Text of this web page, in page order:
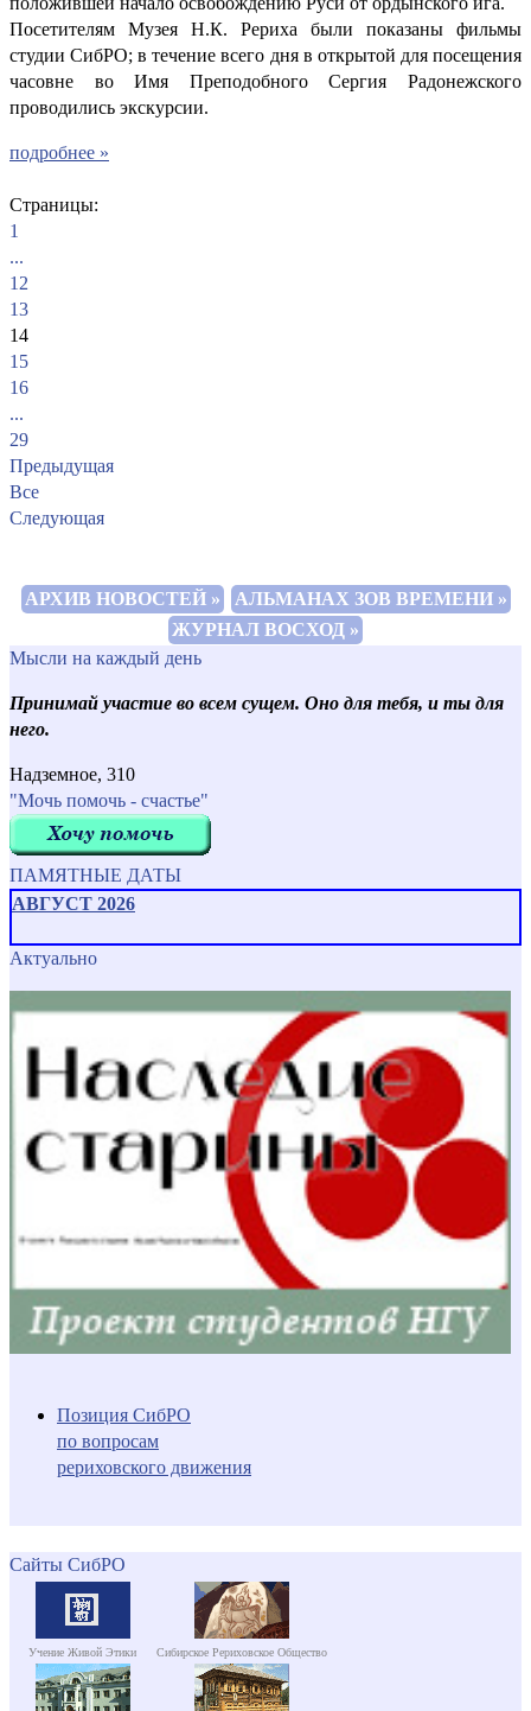
Посетителям Музея Н.К. Рериха были показаны фильмы
студии СибРО; в течение всего дня в открытой для посещения
часовне во Имя Преподобного Сергия Радонежского
проводились экскурсии.
подробнее »
Страницы:
1
...
12
13
14
15
16
...
29
Предыдущая
Все
Следующая
АРХИВ НОВОСТЕЙ »
АЛЬМАНАХ ЗОВ ВРЕМЕНИ »
ЖУРНАЛ ВОСХОД »
Мысли на каждый день
Принимай участие во всем сущем. Оно для тебя, и ты для
него.
Надземное, 310
"Мочь помочь - счастье"
ПАМЯТНЫЕ ДАТЫ
АВГУСТ 2026
Актуально
Позиция СибРО
по вопросам
рериховского движения
Сайты СибРО
Учение Живой Этики Сибирское Рериховское Общество